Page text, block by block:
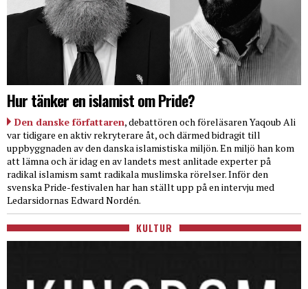
Hur tänker en islamist om Pride?
Den danske författaren, debattören och föreläsaren Yaqoub Ali
var tidigare en aktiv rekryterare åt, och därmed bidragit till
uppbyggnaden av den danska islamistiska miljön. En miljö han kom
att lämna och är idag en av landets mest anlitade experter på
radikal islamism samt radikala muslimska rörelser. Inför den
svenska Pride-festivalen har han ställt upp på en intervju med
Ledarsidornas Edward Nordén.
KULTUR